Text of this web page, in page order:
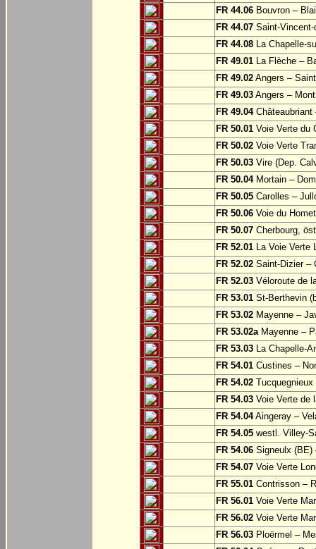
FR 44.06 Bouvron –
FR 44.07 Saint-
FR 44.08 La Chapelle-
FR 49.01 La Flèche –
FR 49.02 Angers –
FR 49.03 Angers –
FR 49.04Châteaubriant
FR 50.01 Voie Verte du
FR 50.02 Voie Verte
FR 50.03 Vire (Dep.
FR 50.04Mortain –
FR 50.05 Carolles –
FR 50.06 Voie du
FR 50.07 Cherbourg,
FR 52.01 La Voie Verte
FR 52.02 Saint-Dizier –
FR 52.03 Véloroute de
FR 53.01 St-Berthevin
FR 53.02 Mayenne –
FR 53.02aMayenne –
FR 53.03 La Chapelle-
FR 54.01 Custines –
FR 54.02 Tucquegnieux
FR 54.03 Voie Verte de
FR 54.04Aingeray –
FR 54.05 westl. Villey-
FR 54.06 Signeulx (BE)
FR 54.07 Voie Verte
FR 55.01 Contrisson –
FR 56.01 Voie Verte
FR 56.02 Voie Verte
FR 56.03 Ploërmel –